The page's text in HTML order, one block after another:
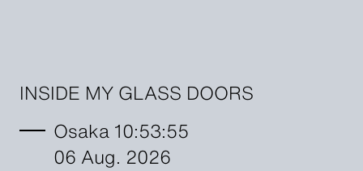
INSIDE MY GLASS DOORS
Osaka 10:53:56
06 Aug. 2026